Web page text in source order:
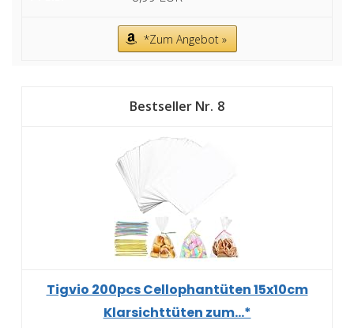
*Zum Angebot »
8
Tigvio 200pcs Cellophantüten 15x10cm
Klarsichttüten zum...*